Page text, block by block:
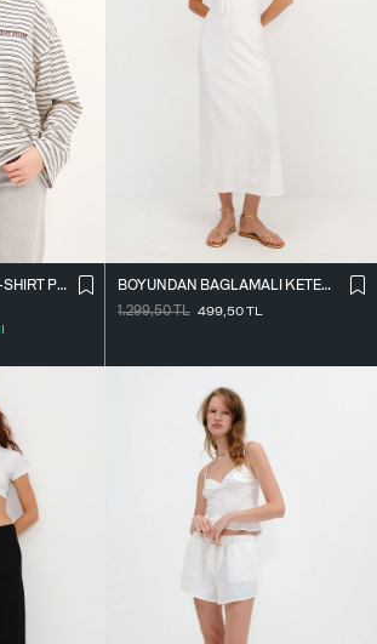
ÇIZGILI UZUN KOLLU T-SHIRT P10522
BOYUNDAN BAĞLAMALI KETEN KARIŞIMLI ELBISE E17497
1.299,50TL 499,50TL